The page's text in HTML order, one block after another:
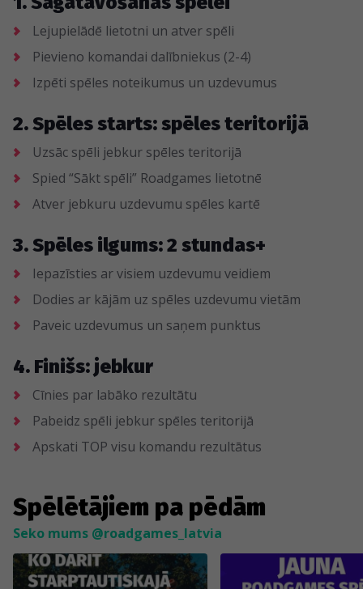
Lejupielādē lietotni un atver spēli
Pievieno komandai dalībniekus (2-4)
Izpēti spēles noteikumus un uzdevumus
2. Spēles starts: spēles teritorijā
Uzsāc spēli jebkur spēles teritorijā
Spied “Sākt spēli” Roadgames lietotnē
Atver jebkuru uzdevumu spēles kartē
3. Spēles ilgums: 2 stundas+
Iepazīsties ar visiem uzdevumu veidiem
Dodies ar kājām uz spēles uzdevumu vietām
Paveic uzdevumus un saņem punktus
4. Finišs: jebkur
Cīnies par labāko rezultātu
Pabeidz spēli jebkur spēles teritorijā
Apskati TOP visu komandu rezultātus
Spēlētājiem pa pēdām
Seko mums @roadgames_latvia